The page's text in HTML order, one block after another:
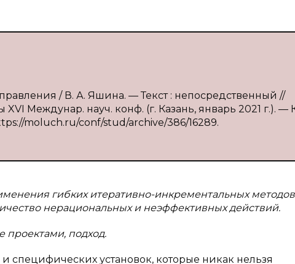
/ В. А. Яшина. — Текст : непосредственный //
Междунар. науч. конф. (г. Казань, январь 2021 г.). —
moluch.ru/conf/stud/archive/386/16289.
гибких итеративно-инкрементальных методов
нерациональных и неэффективных действий.
проектами, подход.
специфических установок, которые никак нельзя